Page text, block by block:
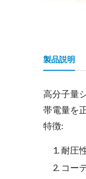
製品説明
高分子量
帯電量を
特徴:
耐圧
コー